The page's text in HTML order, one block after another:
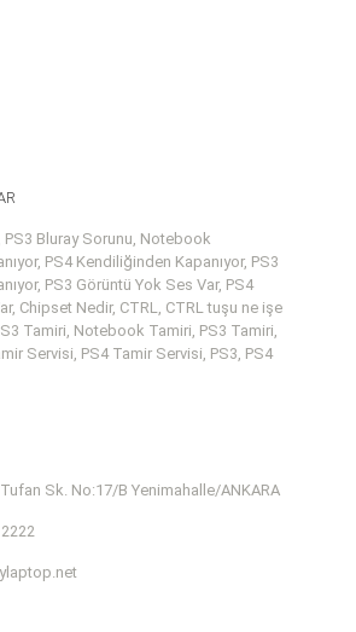
PS3 Bluray Sorunu, Notebook
PS4 Kendiliğinden Kapanıyor, PS3
PS3 Görüntü Yok Ses Var, PS4
Chipset Nedir, CTRL, CTRL tuşu ne işe
Tamiri, Notebook Tamiri, PS3 Tamiri,
Servisi, PS4 Tamir Servisi, PS3, PS4
Tufan Sk. No:17/B Yenimahalle/ANKARA